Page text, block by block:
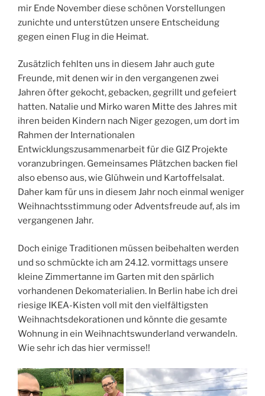
mir Ende November diese schönen Vorstellungen
zunichte und unterstützen unsere Entscheidung
gegen einen Flug in die Heimat.
Zusätzlich fehlten uns in diesem Jahr auch gute
Freunde, mit denen wir in den vergangenen zwei
Jahren öfter gekocht, gebacken, gegrillt und gefeiert
hatten. Natalie und Mirko waren Mitte des Jahres mit
ihren beiden Kindern nach Niger gezogen, um dort im
Rahmen der Internationalen
Entwicklungszusammenarbeit für die GIZ Projekte
voranzubringen. Gemeinsames Plätzchen backen fiel
also ebenso aus, wie Glühwein und Kartoffelsalat.
Daher kam für uns in diesem Jahr noch einmal weniger
Weihnachtsstimmung oder Adventsfreude auf, als im
vergangenen Jahr.
Doch einige Traditionen müssen beibehalten werden
und so schmückte ich am 24.12. vormittags unsere
kleine Zimmertanne im Garten mit den spärlich
vorhandenen Dekomaterialien. In Berlin habe ich drei
riesige IKEA-Kisten voll mit den vielfältigsten
Weihnachtsdekorationen und könnte die gesamte
Wohnung in ein Weihnachtswunderland verwandeln.
Wie sehr ich das hier vermisse!!